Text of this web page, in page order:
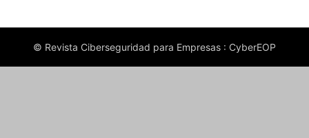
© Revista Ciberseguridad para Empresas : CyberEOP